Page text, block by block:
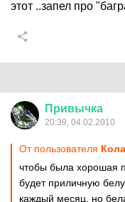
этот ..запел про
Привычка
20:39, 04.02.2010
От пользователя
чтобы была хорошая
будет приличную
каждый месяц, но